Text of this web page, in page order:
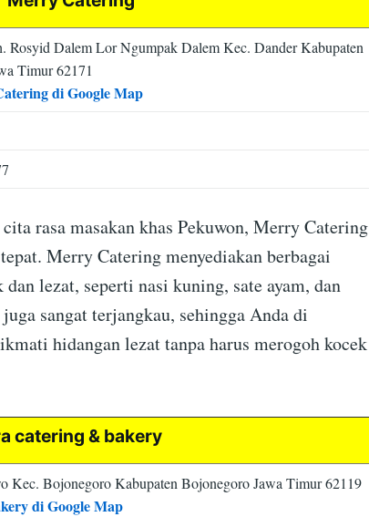
Rosyid Dalem Lor Ngumpak Dalem Kec. Dander Kabupaten
Timur 62171
di Google Map
rasa masakan khas Pekuwon, Merry Catering
Merry Catering menyediakan berbagai
lezat, seperti nasi kuning, sate ayam, dan
sangat terjangkau, sehingga Anda di
hidangan lezat tanpa harus merogoh kocek
catering & bakery
Kec. Bojonegoro Kabupaten Bojonegoro Jawa Timur 62119
di Google Map